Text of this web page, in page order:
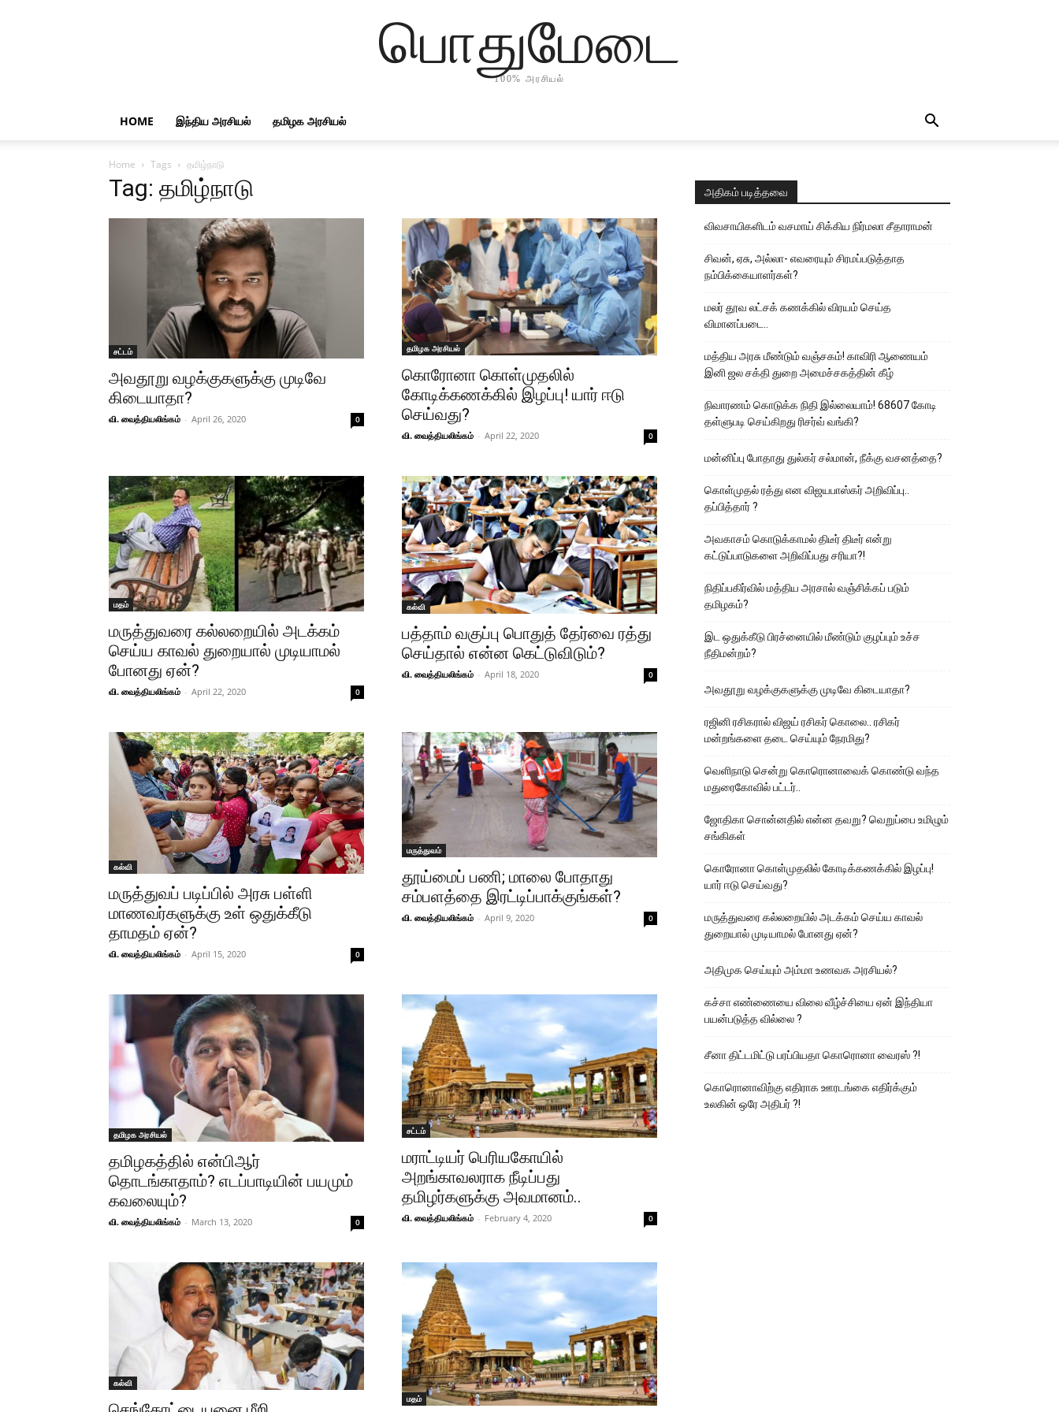
பொதுமேடை
100% அரசியல்
HOME இந்திய அரசியல் தமிழக அரசியல்
Home Tags தமிழ்நாடு
Tag: தமிழ்நாடு
சட்டம்
அவதூறு வழக்குகளுக்கு முடிவே
கிடையாதா?
வி. வைத்தியலிங்கம் - April 26, 2020 0
தமிழக அரசியல்
கொரோனா கொள்முதலில்
கோடிக்கணக்கில் இழப்பு! யார் ஈடு
செய்வது?
வி. வைத்தியலிங்கம் - April 22, 2020 0
மதம்
மருத்துவரை கல்லறையில் அடக்கம்
செய்ய காவல் துறையால் முடியாமல்
போனது ஏன்?
வி. வைத்தியலிங்கம் - April 22, 2020 0
கல்வி
பத்தாம் வகுப்பு பொதுத் தேர்வை ரத்து
செய்தால் என்ன கெட்டுவிடும்?
வி. வைத்தியலிங்கம் - April 18, 2020 0
கல்வி
மருத்துவப் படிப்பில் அரசு பள்ளி
மாணவர்களுக்கு உள் ஒதுக்கீடு
தாமதம் ஏன்?
வி. வைத்தியலிங்கம் - April 15, 2020 0
மருத்துவம்
தூய்மைப் பணி; மாலை போதாது
சம்பளத்தை இரட்டிப்பாக்குங்கள்?
வி. வைத்தியலிங்கம் - April 9, 2020 0
தமிழக அரசியல்
தமிழகத்தில் என்பிஆர்
தொடங்காதாம்? எடப்பாடியின் பயமும்
கவலையும்?
வி. வைத்தியலிங்கம் - March 13, 2020 0
சட்டம்
மராட்டியர் பெரியகோயில்
அறங்காவலராக நீடிப்பது
தமிழர்களுக்கு அவமானம்..
வி. வைத்தியலிங்கம் - February 4, 2020 0
கல்வி
மதம்
அதிகம் படித்தவை
விவசாயிகளிடம் வசமாய் சிக்கிய நிர்மலா சீதாராமன்
சிவன், ஏசு, அல்லா- எவரையும் சிரமப்படுத்தாத
நம்பிக்கையாளர்கள்?
மலர் தூவ லட்சக் கணக்கில் விரயம் செய்த
விமானப்படை..
மத்திய அரசு மீண்டும் வஞ்சகம்! காவிரி ஆணையம்
இனி ஜல சக்தி துறை அமைச்சகத்தின் கீழ்
நிவாரணம் கொடுக்க நிதி இல்லையாம்! 68607 கோடி
தள்ளுபடி செய்கிறது ரிசர்வ் வங்கி?
மன்னிப்பு போதாது துல்கர் சல்மான், நீக்கு வசனத்தை?
கொள்முதல் ரத்து என விஜயபாஸ்கர் அறிவிப்பு..
தப்பித்தார் ?
அவகாசம் கொடுக்காமல் திடீர் திடீர் என்று
கட்டுப்பாடுகளை அறிவிப்பது சரியா?!
நிதிப்பகிர்வில் மத்திய அரசால் வஞ்சிக்கப் படும்
தமிழகம்?
இட ஒதுக்கீடு பிரச்னையில் மீண்டும் குழப்பும் உச்ச
நீதிமன்றம்?
அவதூறு வழக்குகளுக்கு முடிவே கிடையாதா?
ரஜினி ரசிகரால் விஜய் ரசிகர் கொலை.. ரசிகர்
மன்றங்களை தடை செய்யும் நேரமிது?
வெளிநாடு சென்று கொரொனாவைக் கொண்டு வந்த
மதுரைகோவில் பட்டர்..
ஜோதிகா சொன்னதில் என்ன தவறு? வெறுப்பை உமிழும்
சங்கிகள்
கொரோனா கொள்முதலில் கோடிக்கணக்கில் இழப்பு!
யார் ஈடு செய்வது?
மருத்துவரை கல்லறையில் அடக்கம் செய்ய காவல்
துறையால் முடியாமல் போனது ஏன்?
அதிமுக செய்யும் அம்மா உணவக அரசியல்?
கச்சா எண்ணையை விலை வீழ்ச்சியை ஏன் இந்தியா
பயன்படுத்த வில்லை ?
சீனா திட்டமிட்டு பரப்பியதா கொரொனா வைரஸ் ?!
கொரொனாவிற்கு எதிராக ஊரடங்கை எதிர்க்கும்
உலகின் ஒரே அதிபர் ?!